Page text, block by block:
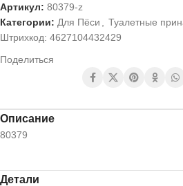
Артикул: 80379-z
Категории: Для Пёси
Туалетные
Штрихкод: 4627104432429
Поделиться
Описание
80379
Детали